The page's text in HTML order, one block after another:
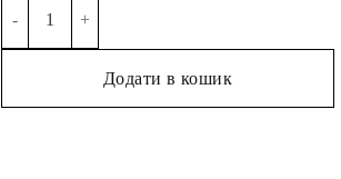
Додати в кошик
Alternative: